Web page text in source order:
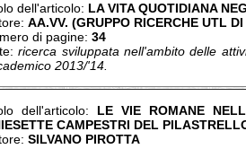
dell'articolo: LA VITA QUOTIDIANA
AA.VV. (GRUPPO RICERCHE UTL
di pagine: 34
ricerca sviluppata nell'ambito delle
2013/'14.
dell'articolo: LE VIE ROMANE
CAMPESTRI DEL
SILVANO PIROTTA